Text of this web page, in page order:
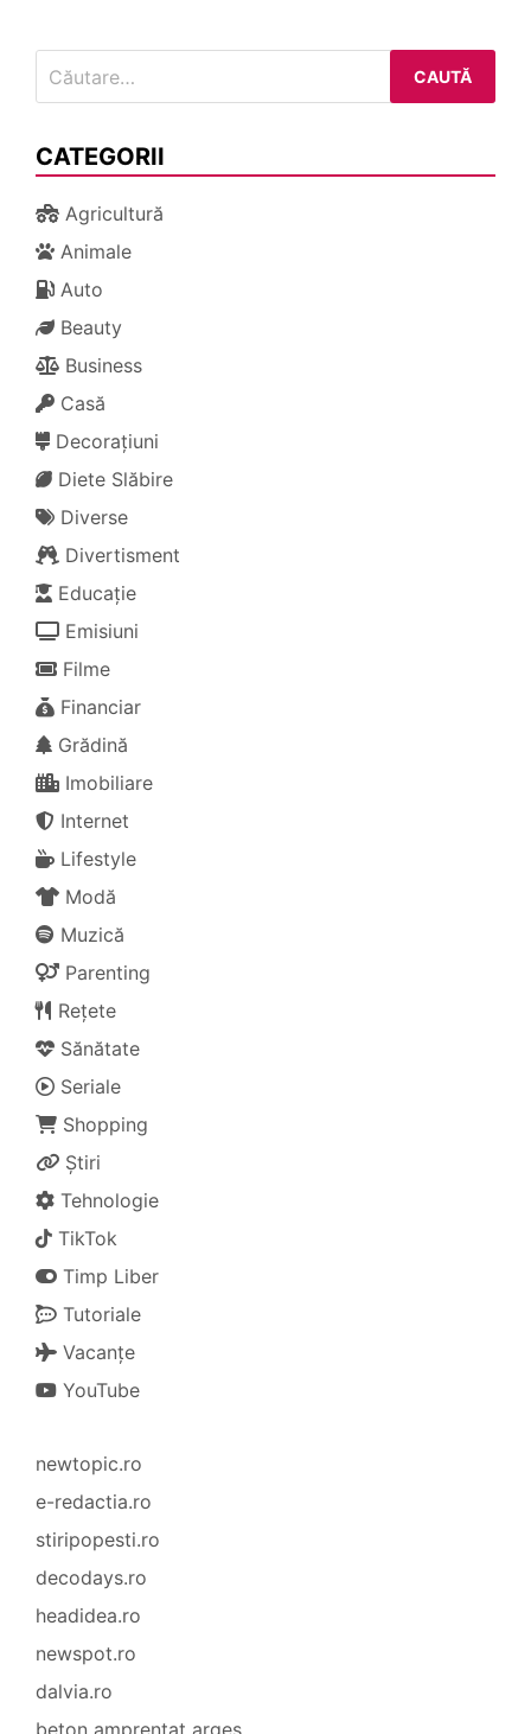
după:
CATEGORII
Agricultură
Animale
Auto
Beauty
Business
Casă
Decorațiuni
Diete Slăbire
Diverse
Divertisment
Educație
Emisiuni
Filme
Financiar
Grădină
Imobiliare
Internet
Lifestyle
Modă
Muzică
Parenting
Rețete
Sănătate
Seriale
Shopping
Știri
Tehnologie
TikTok
Timp Liber
Tutoriale
Vacanțe
YouTube
newtopic.ro
e-redactia.ro
stiripopesti.ro
decodays.ro
headidea.ro
newspot.ro
dalvia.ro